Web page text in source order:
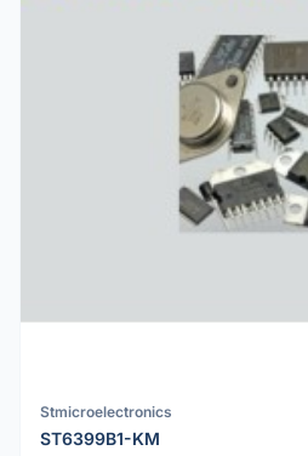
Stmicroelectronics
ST6399B1-KM